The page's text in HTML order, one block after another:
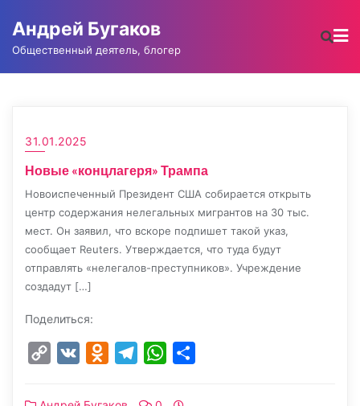
содержимому
Андрей Бугаков
Общественный деятель, блогер
31.01.2025
Новые «концлагеря» Трампа
Новоиспеченный Президент США собирается открыть
центр содержания нелегальных мигрантов на 30 тыс.
мест. Он заявил, что вскоре подпишет такой указ,
сообщает Reuters. Утверждается, что туда будут
отправлять «нелегалов-преступников». Учреждение
создадут […]
Поделиться:
Copy
VK Odnoklassniki
TelegramWhatsApp